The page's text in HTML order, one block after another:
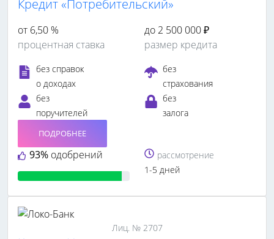
Кредит «Потребительский»
от 6,50 %
процентная ставка
до 2 500 000 ₽
размер кредита
без справок
о доходах
без
страхования
без
поручителей
без
залога
93% одобрений
ПОДРОБНЕЕ
рассмотрение
1-5 дней
Лиц. № 2707